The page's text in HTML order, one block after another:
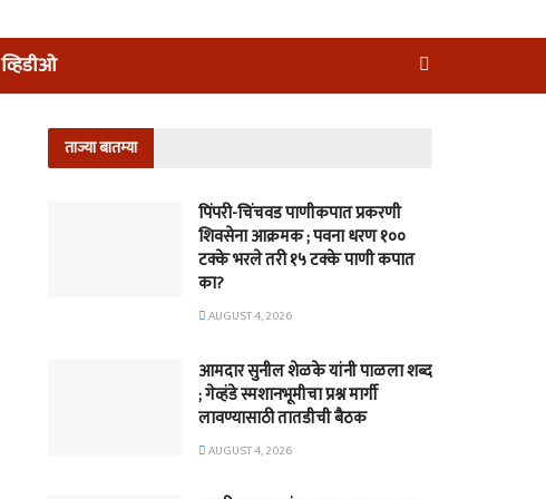
व्हिडीओ
ताज्या बातम्या
पिंपरी-चिंचवड पाणीकपात प्रकरणी
शिवसेना आक्रमक ; पवना धरण १००
टक्के भरले तरी १५ टक्के पाणी कपात
का?
AUGUST 4, 2026
आमदार सुनील शेळके यांनी पाळला शब्द
; गेव्हंडे स्मशानभूमीचा प्रश्न मार्गी
लावण्यासाठी तातडीची बैठक
AUGUST 4, 2026